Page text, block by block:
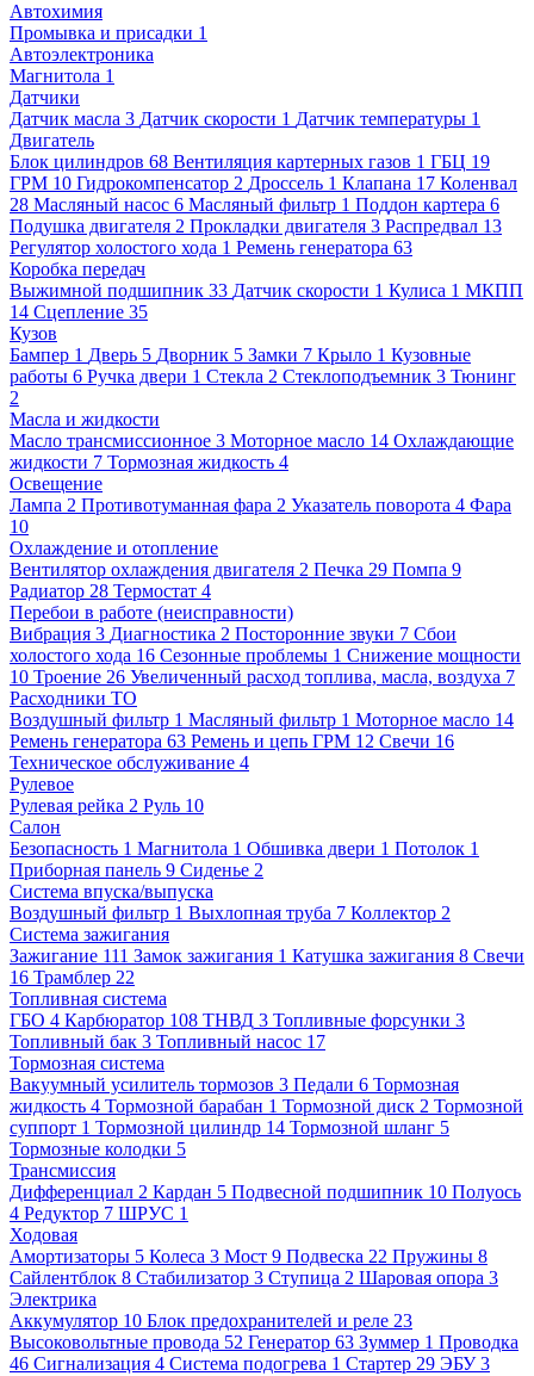
Автохимия
Промывка и присадки 1
Автоэлектроника
Магнитола 1
Датчики
Датчик масла 3 Датчик скорости 1 Датчик температуры 1
Двигатель
Блок цилиндров 68 Вентиляция картерных газов 1 ГБЦ 19
ГРМ 10 Гидрокомпенсатор 2 Дроссель 1 Клапана 17 Коленвал
28 Масляный насос 6 Масляный фильтр 1 Поддон картера 6
Подушка двигателя 2 Прокладки двигателя 3 Распредвал 13
Регулятор холостого хода 1 Ремень генератора 63
Коробка передач
Выжимной подшипник 33 Датчик скорости 1 Кулиса 1 МКПП
14 Сцепление 35
Кузов
Бампер 1 Дверь 5 Дворник 5 Замки 7 Крыло 1 Кузовные
работы 6 Ручка двери 1 Стекла 2 Стеклоподъемник 3 Тюнинг
2
Масла и жидкости
Масло трансмиссионное 3 Моторное масло 14 Охлаждающие
жидкости 7 Тормозная жидкость 4
Освещение
Лампа 2 Противотуманная фара 2 Указатель поворота 4 Фара
10
Охлаждение и отопление
Вентилятор охлаждения двигателя 2 Печка 29 Помпа 9
Радиатор 28 Термостат 4
Перебои в работе (неисправности)
Вибрация 3 Диагностика 2 Посторонние звуки 7 Сбои
холостого хода 16 Сезонные проблемы 1 Снижение мощности
10 Троение 26 Увеличенный расход топлива, масла, воздуха 7
Расходники ТО
Воздушный фильтр 1 Масляный фильтр 1 Моторное масло 14
Ремень генератора 63 Ремень и цепь ГРМ 12 Свечи 16
Техническое обслуживание 4
Рулевое
Рулевая рейка 2 Руль 10
Салон
Безопасность 1 Магнитола 1 Обшивка двери 1 Потолок 1
Приборная панель 9 Сиденье 2
Система впуска/выпуска
Воздушный фильтр 1 Выхлопная труба 7 Коллектор 2
Система зажигания
Зажигание 111 Замок зажигания 1 Катушка зажигания 8 Свечи
16 Трамблер 22
Топливная система
ГБО 4 Карбюратор 108 ТНВД 3 Топливные форсунки 3
Топливный бак 3 Топливный насос 17
Тормозная система
Вакуумный усилитель тормозов 3 Педали 6 Тормозная
жидкость 4 Тормозной барабан 1 Тормозной диск 2 Тормозной
суппорт 1 Тормозной цилиндр 14 Тормозной шланг 5
Тормозные колодки 5
Трансмиссия
Дифференциал 2 Кардан 5 Подвесной подшипник 10 Полуось
4 Редуктор 7 ШРУС 1
Ходовая
Амортизаторы 5 Колеса 3 Мост 9 Подвеска 22 Пружины 8
Сайлентблок 8 Стабилизатор 3 Ступица 2 Шаровая опора 3
Электрика
Аккумулятор 10 Блок предохранителей и реле 23
Высоковольтные провода 52 Генератор 63 Зуммер 1 Проводка
46 Сигнализация 4 Система подогрева 1 Стартер 29 ЭБУ 3